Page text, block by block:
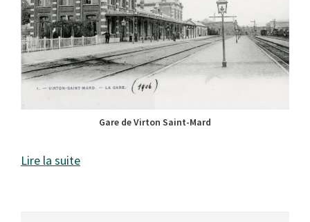
Gare de Virton Saint-Mard
Lire la suite